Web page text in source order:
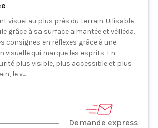
visuel au plus près du terrain. Uilisable
grâce à sa surface aimantée et vélléda.
consignes en réflexes grâce à une
visuelle qui marque les esprits. En
plus visible, plus accessible et plus
le v...
Demande express